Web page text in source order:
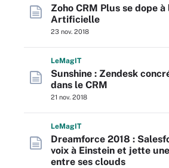
Zoho CRM Plus se dope
Artificielle
23 nov. 2018
LeMagIT
Sunshine : Zendesk
dans le CRM
21 nov. 2018
LeMagIT
Dreamforce 2018 :
voix à Einstein et jette
entre ses clouds